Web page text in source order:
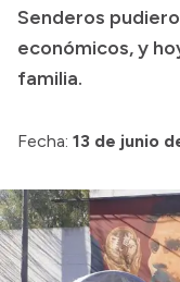
Boletín Oficial
Compras y
Consulta de
Convocatorias
Intranet
Login
Senderos
económicos, y
familia.
Fecha: 13 de junio